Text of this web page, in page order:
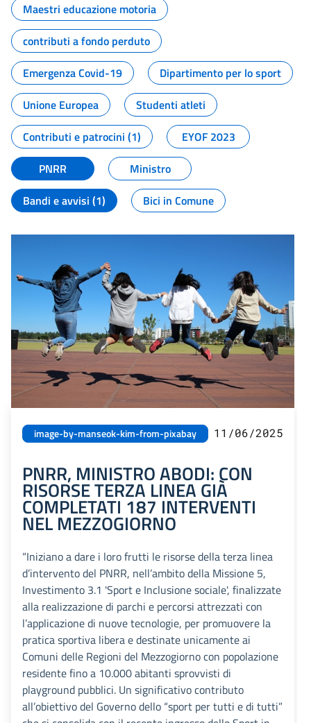
Maestri educazione motoria
contributi a fondo perduto
Emergenza Covid-19
Dipartimento per lo sport
Unione Europea
Studenti atleti
Contributi e patrocini (1)
EYOF 2023
PNRR
Ministro
Bandi e avvisi (1)
Bici in Comune
image-by-manseok-kim-from-pixabay 11/06/2025
PNRR, MINISTRO ABODI: CON
RISORSE TERZA LINEA GIÀ
COMPLETATI 187 INTERVENTI
NEL MEZZOGIORNO
“Iniziano a dare i loro frutti le risorse della terza linea
d’intervento del PNRR, nell’ambito della Missione 5,
Investimento 3.1 'Sport e Inclusione sociale', finalizzate
alla realizzazione di parchi e percorsi attrezzati con
l’applicazione di nuove tecnologie, per promuovere la
pratica sportiva libera e destinate unicamente ai
Comuni delle Regioni del Mezzogiorno con popolazione
residente fino a 10.000 abitanti sprovvisti di
playground pubblici. Un significativo contributo
all’obiettivo del Governo dello “sport per tutti e di tutti”